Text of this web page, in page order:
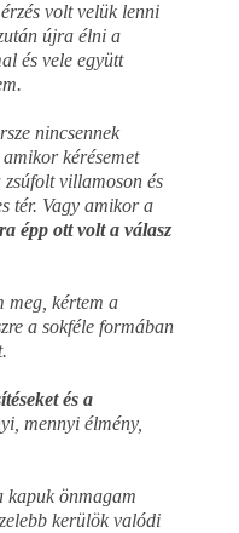
volt velük lenni
újra élni a
és vele együtt
nincsennek
kérésemet
villamoson és
tér. Vagy amikor a
épp ott volt a válasz
meg, kértem a
a sokféle formában
és a
mennyi élmény,
kapuk önmagam
kerülök valódi